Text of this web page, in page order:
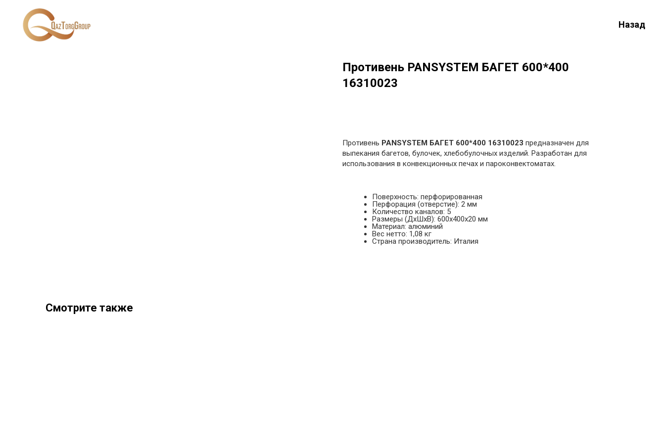
Назад
Противень PANSYSTEM БАГЕТ 600*400
16310023
Противень PANSYSTEM БАГЕТ 600*400 16310023 предназначен для
выпекания багетов, булочек, хлебобулочных изделий. Разработан для
использования в конвекционных печах и пароконвектоматах.
Поверхность: перфорированная
Перфорация (отверстие): 2 мм
Количество каналов: 5
Размеры (ДхШхВ): 600х400х20 мм
Материал: алюминий
Вес нетто: 1,08 кг
Страна производитель: Италия
Смотрите также